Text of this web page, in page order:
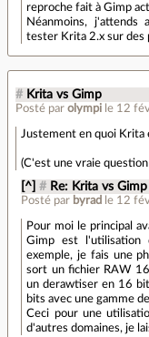
reproche fait à Gimp
Néanmoins, j'attends
tester Krita 2.x sur des
# Krita vs Gimp
Posté par olympi le 12
Justement en quoi Krita
(C'est une vraie
[^] # Re: Krita vs Gimp
Posté par byrad le 12
Pour moi le principal
Gimp est
exemple, je fais une
sort un fichier RAW
un derawtiser en 16
bits avec une gamme
Ceci pour une
d'autres domaines, je